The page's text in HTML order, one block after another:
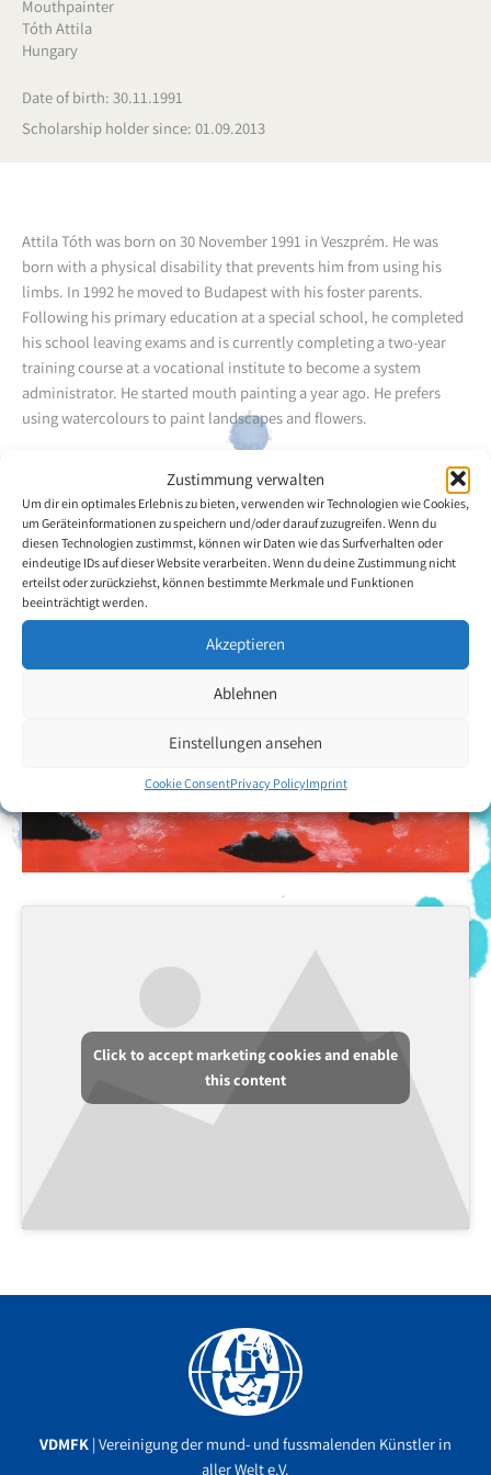
Zustimmung verwalten
Um dir ein optimales Erlebnis zu bieten, verwenden wir Technologien wie Cookies,
um Geräteinformationen zu speichern und/oder darauf zuzugreifen. Wenn du
diesen Technologien zustimmst, können wir Daten wie das Surfverhalten oder
eindeutige IDs auf dieser Website verarbeiten. Wenn du deine Zustimmung nicht
erteilst oder zurückziehst, können bestimmte Merkmale und Funktionen
beeinträchtigt werden.
Akzeptieren
Ablehnen
Einstellungen ansehen
Cookie ConsentPrivacy PolicyImprint
Mouthpainter
Tóth Attila
Hungary
Date of birth: 30.11.1991
Scholarship holder since: 01.09.2013
Attila Tóth was born on 30 November 1991 in Veszprém. He was
born with a physical disability that prevents him from using his
limbs. In 1992 he moved to Budapest with his foster parents.
Following his primary education at a special school, he completed
his school leaving exams and is currently completing a two-year
training course at a vocational institute to become a system
administrator. He started mouth painting a year ago. He prefers
using watercolours to paint landscapes and flowers.
Back to the artists overview
Click to accept marketing cookies and enable
this content
VDMFK | Vereinigung der mund- und fussmalenden Künstler in
aller Welt e.V.
Facebook
YouTube
Instagram